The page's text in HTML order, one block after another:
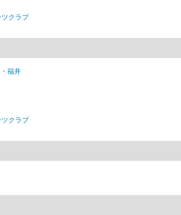
クラブ
福井
クラブ